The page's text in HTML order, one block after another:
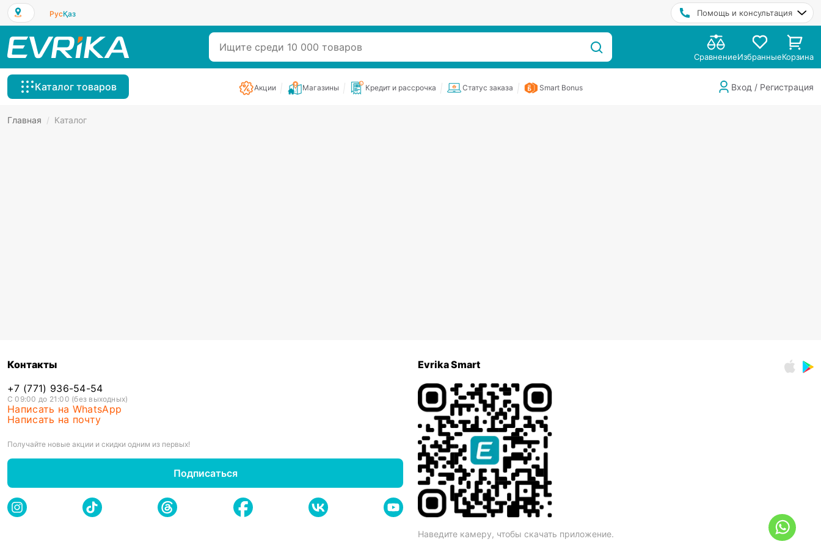
РусҚаз Помощь и консультация
СравнениеИзбранныеКорзина
Каталог товаров Акции Магазины Кредит и рассрочка Статус заказа Smart Bonus Вход / Регистрация
Главная / Каталог
Контакты
+7 (771) 936-54-54
С 09:00 до 21:00 (без выходных)
Написать на WhatsApp
Написать на почту
Получайте новые акции и скидки одним из первых!
Подписаться
Evrika Smart
Наведите камеру, чтобы скачать приложение.